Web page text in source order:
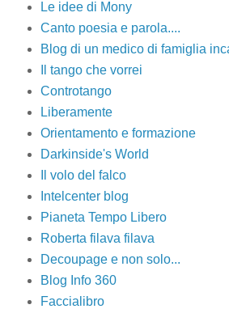
Le idee di Mony
Canto poesia e parola....
Blog di un medico di famiglia
Il tango che vorrei
Controtango
Liberamente
Orientamento e formazione
Darkinside's World
Il volo del falco
Intelcenter blog
Pianeta Tempo Libero
Roberta filava filava
Decoupage e non solo...
Blog Info 360
Faccialibro